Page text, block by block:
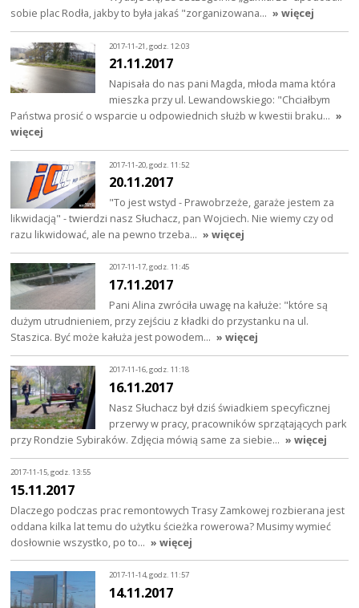
sobie plac Rodła, jakby to była jakaś "zorganizowana… » więcej
2017-11-21, godz. 12:03
21.11.2017
Napisała do nas pani Magda, młoda mama która
mieszka przy ul. Lewandowskiego: "Chciałbym
Państwa prosić o wsparcie u odpowiednich służb w kwestii braku… »
więcej
2017-11-20, godz. 11:52
20.11.2017
"To jest wstyd - Prawobrzeże, garaże jestem za
likwidacją" - twierdzi nasz Słuchacz, pan Wojciech. Nie wiemy czy od
razu likwidować, ale na pewno trzeba… » więcej
2017-11-17, godz. 11:45
17.11.2017
Pani Alina zwróciła uwagę na kałuże: "które są
dużym utrudnieniem, przy zejściu z kładki do przystanku na ul.
Staszica. Być może kałuża jest powodem… » więcej
2017-11-16, godz. 11:18
16.11.2017
Nasz Słuchacz był dziś świadkiem specyficznej
przerwy w pracy, pracowników sprzątających park
przy Rondzie Sybiraków. Zdjęcia mówią same za siebie… » więcej
2017-11-15, godz. 13:55
15.11.2017
Dlaczego podczas prac remontowych Trasy Zamkowej rozbierana jest
oddana kilka lat temu do użytku ścieżka rowerowa? Musimy wymieć
dosłownie wszystko, po to… » więcej
2017-11-14, godz. 11:57
14.11.2017